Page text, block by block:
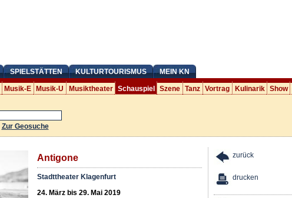
SPIELSTÄTTEN KULTURTOURISMUS MEIN KN
Musik-E Musik-U Musiktheater Schauspiel Szene Tanz Vortrag Kulinarik Show
Zur Geosuche
Antigone
Stadttheater Klagenfurt
24. März bis 29. Mai 2019
zurück
drucken